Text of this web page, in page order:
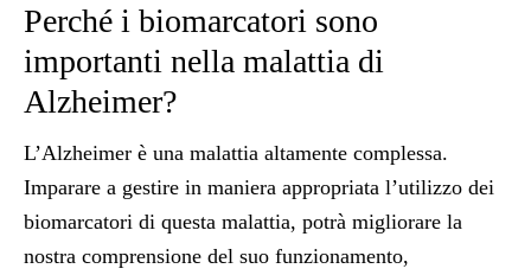
Perché i biomarcatori sono
importanti nella malattia di
Alzheimer?
L’Alzheimer è una malattia altamente complessa.
Imparare a gestire in maniera appropriata l’utilizzo dei
biomarcatori di questa malattia, potrà migliorare la
nostra comprensione del suo funzionamento,